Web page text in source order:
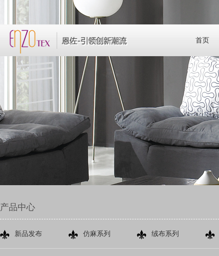
首页
产品中心
新品发布 仿麻系列 绒布系列